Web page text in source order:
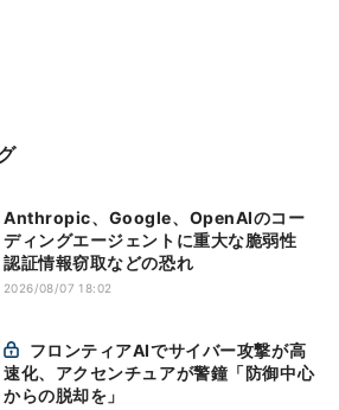
Anthropic、Google、OpenAIのコー
ディングエージェントに重大な脆弱性
認証情報窃取などの恐れ
2026/08/07 18:02
速化、アクセンチュアが警鐘「防御中心
からの脱却を」